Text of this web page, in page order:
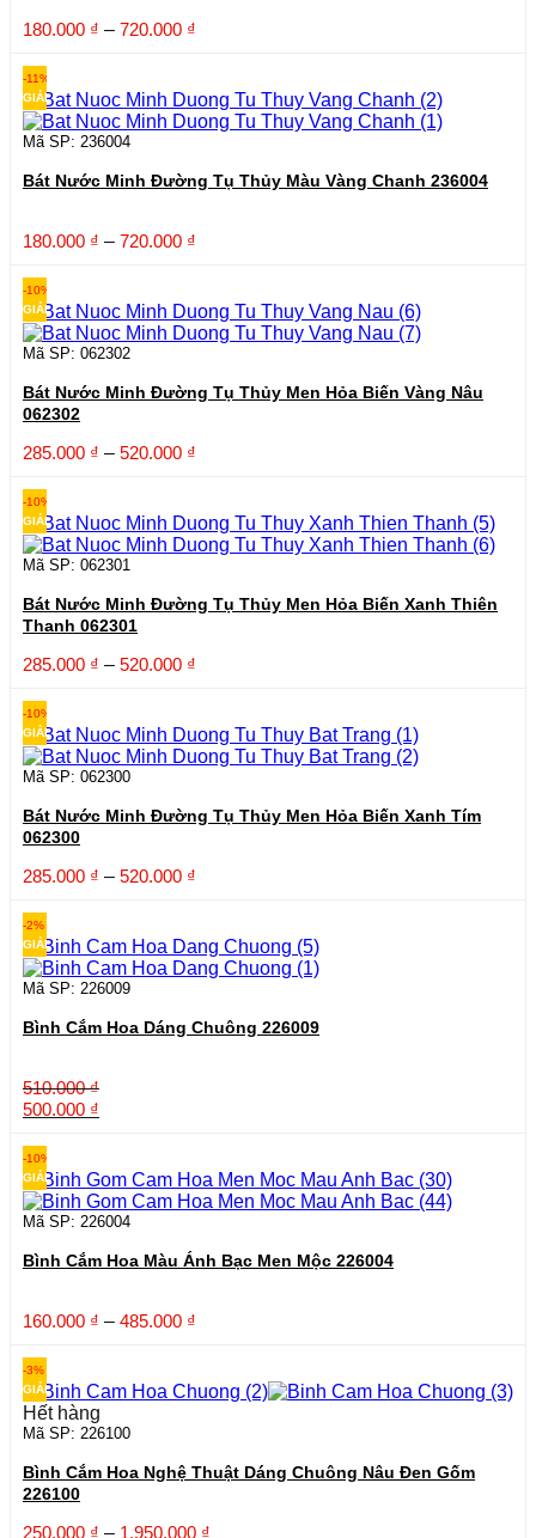
180.000 ₫ – 720.000 ₫
180.000 ₫
đến
720.000 ₫
-11%
GIẢM
Mã SP: 236004
Bát Nước Minh Đường Tụ Thủy Màu Vàng Chanh 236004
180.000 ₫ – 720.000 ₫
180.000 ₫
đến
720.000 ₫
-10%
GIẢM
Mã SP: 062302
Bát Nước Minh Đường Tụ Thủy Men Hỏa Biến Vàng Nâu
062302
285.000 ₫ – 520.000 ₫
285.000 ₫
đến
520.000 ₫
-10%
GIẢM
Mã SP: 062301
Bát Nước Minh Đường Tụ Thủy Men Hỏa Biến Xanh Thiên
Thanh 062301
285.000 ₫ – 520.000 ₫
285.000 ₫
đến
520.000 ₫
-10%
GIẢM
Mã SP: 062300
Bát Nước Minh Đường Tụ Thủy Men Hỏa Biến Xanh Tím
062300
285.000 ₫ – 520.000 ₫
285.000 ₫
đến
520.000 ₫
-2%
GIẢM
Mã SP: 226009
Bình Cắm Hoa Dáng Chuông 226009
510.000₫
Giá
là:
510.000 ₫.
500.000 ₫
là:
500.000 ₫.
-10%
GIẢM
Mã SP: 226004
Bình Cắm Hoa Màu Ánh Bạc Men Mộc 226004
160.000 ₫ – 485.000 ₫
160.000 ₫
đến
-3%
GIẢM
Hết hàng
Mã SP: 226100
Bình Cắm Hoa Nghệ Thuật Dáng Chuông Nâu Đen Gốm
226100
250.000 ₫ – 1.950.000 ₫